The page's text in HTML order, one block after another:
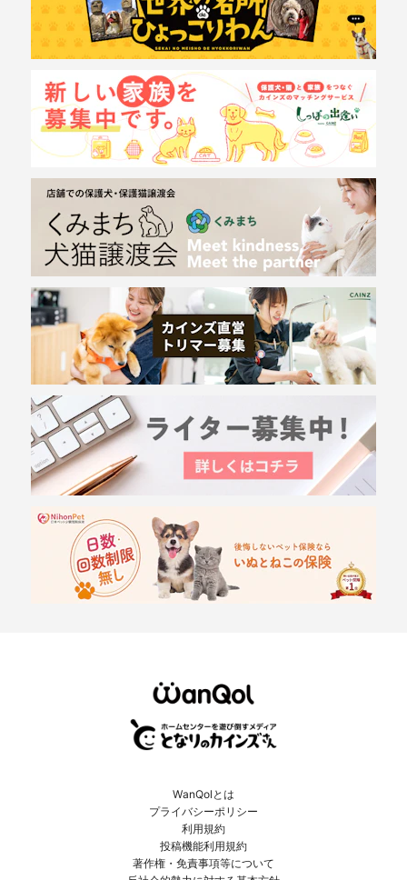
WanQolとは
プライバシーポリシー
利用規約
投稿機能利用規約
著作権・免責事項等について